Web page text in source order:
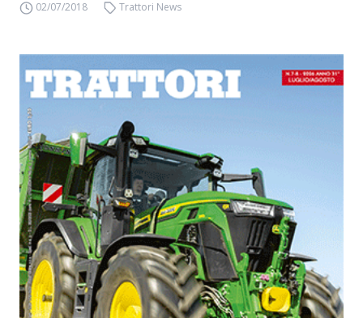
02/07/2018 Trattori News